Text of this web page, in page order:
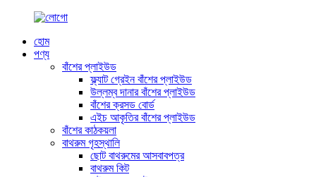
হোম
পণ্য
বাঁশের প্লাইউড
ফ্ল্যাট গ্রেইন বাঁশের প্লাইউড
উল্লম্ব দানার বাঁশের প্লাইউড
বাঁশের ক্রসড বোর্ড
এইচ আকৃতির বাঁশের প্লাইউড
বাঁশের কাঠকয়লা
বাথরুম গৃহস্থালি
ছোট বাথরুমের আসবাবপত্র
বাথরুম কিট